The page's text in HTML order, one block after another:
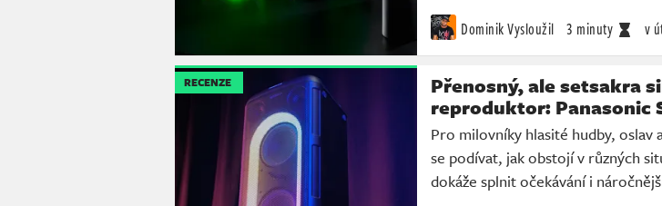
Dominik Vysloužil 3 minuty v
RECENZE
Přenosný, ale setsakra
reproduktor: Panasonic
Pro milovníky hlasité hudby, oslav
se podívat, jak obstojí v různých
dokáže splnit očekávání i